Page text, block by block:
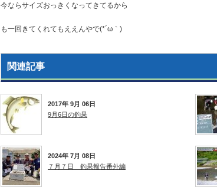
今ならサイズおっきくなってきてるから
も一回きてくれてもええんやで(*´ω｀)
関連記事
2017年 9月 06日
9月6日の釣果
2024年 7月 08日
７月７日 釣果報告番外編